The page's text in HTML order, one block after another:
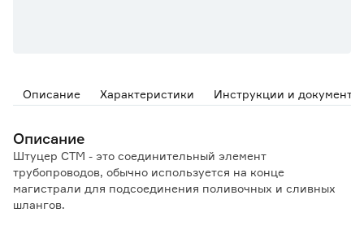
Описание Характеристики Инструкции и документы
Описание
Штуцер СТМ - это соединительный элемент
трубопроводов, обычно используется на конце
магистрали для подсоединения поливочных и сливных
шлангов.